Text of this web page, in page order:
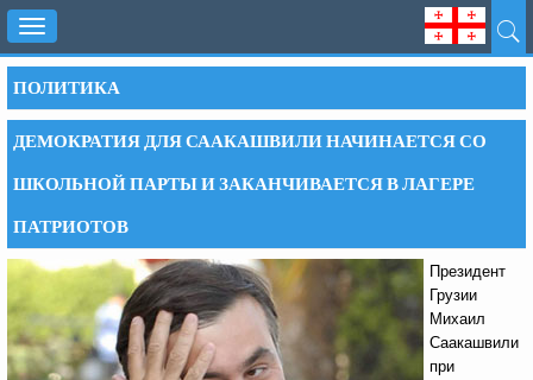
Toggle
navigation
ПОЛИТИКА
ДЕМОКРАТИЯ ДЛЯ СААКАШВИЛИ НАЧИНАЕТСЯ СО
ШКОЛЬНОЙ ПАРТЫ И ЗАКАНЧИВАЕТСЯ В ЛАГЕРЕ
ПАТРИОТОВ
Президент
Грузии
Михаил
Саакашвили
при